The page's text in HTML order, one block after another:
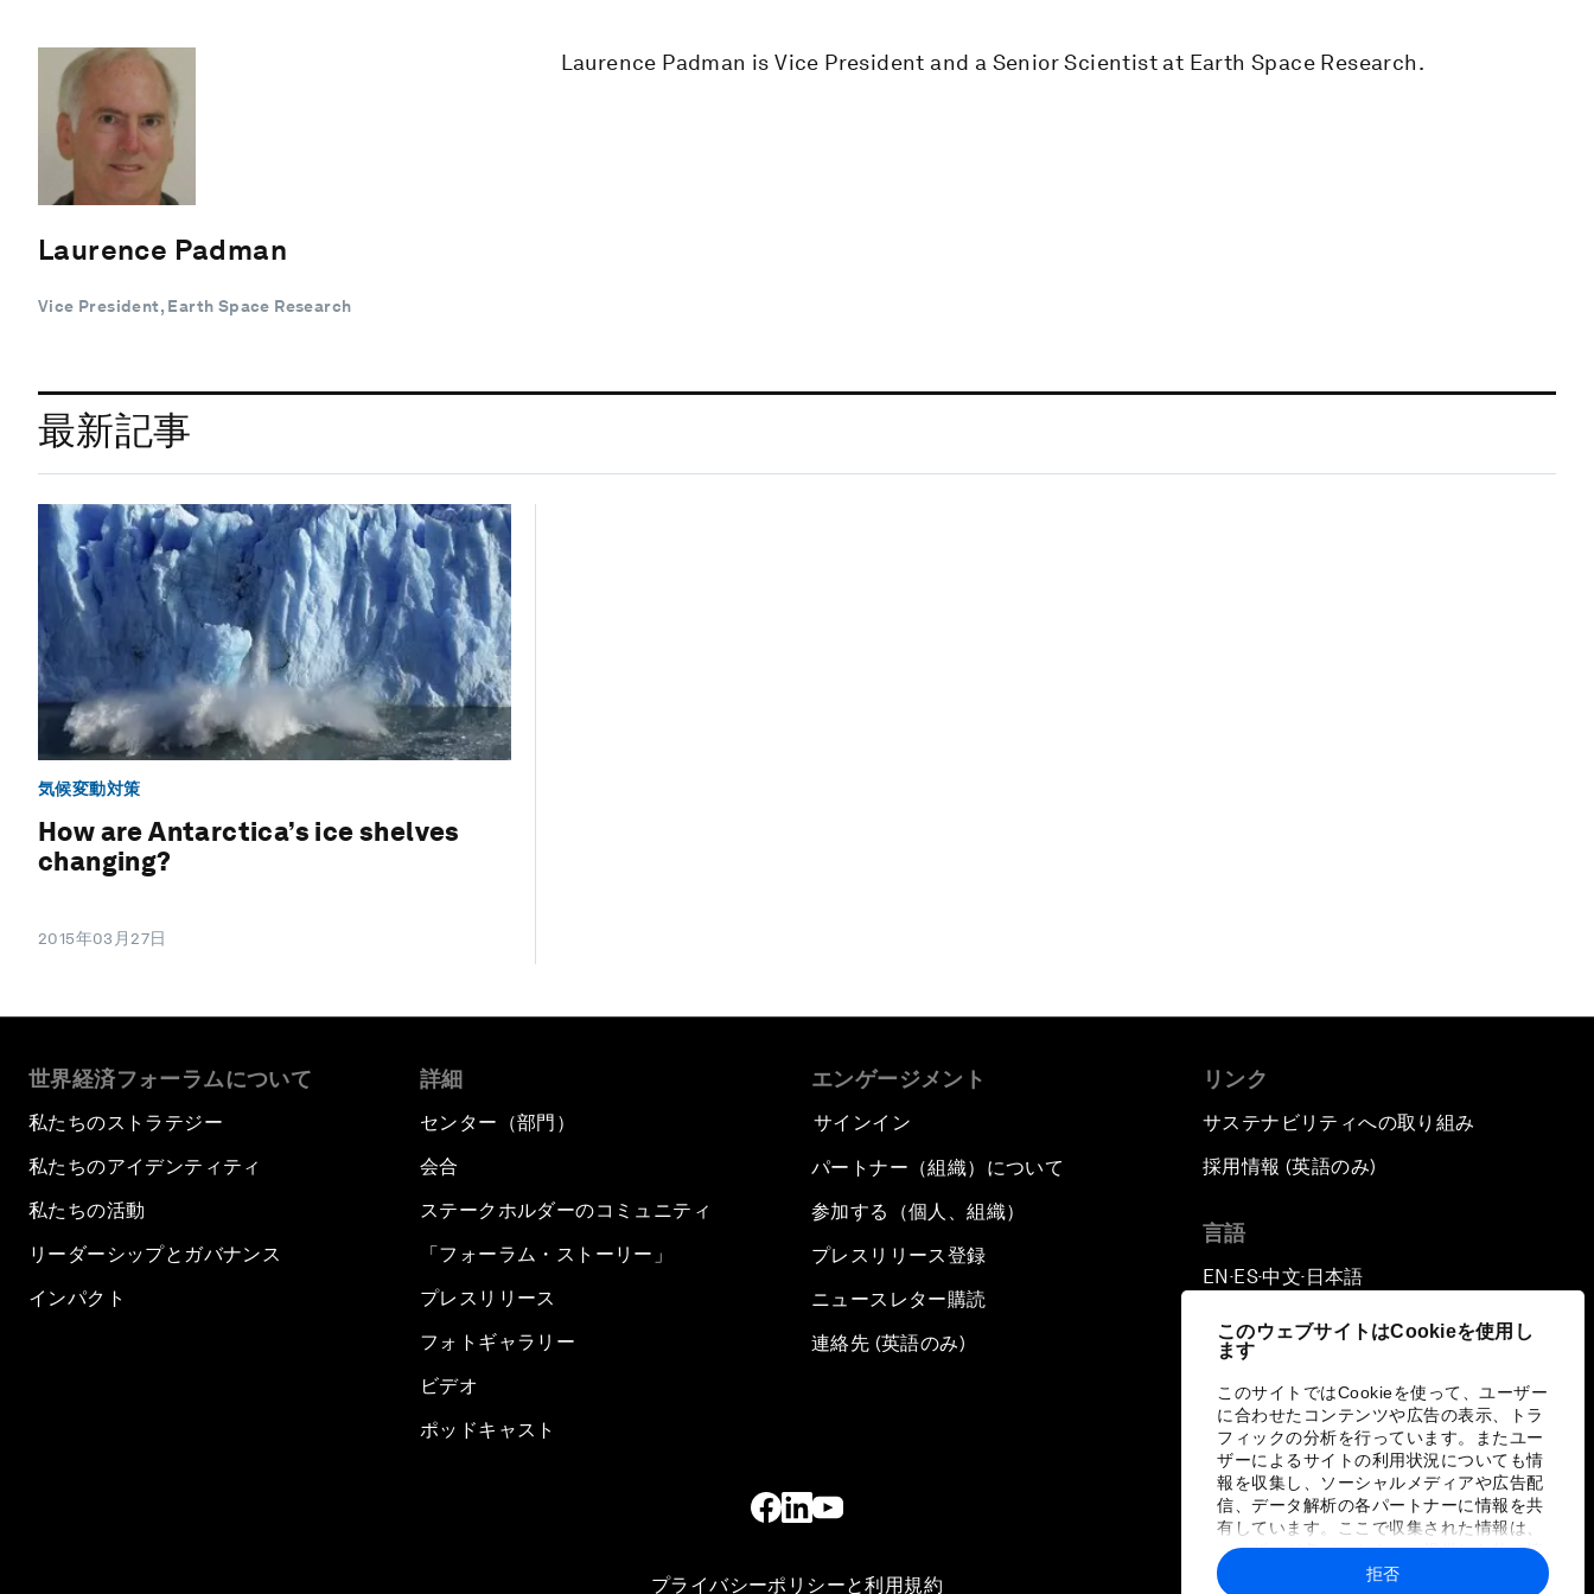
このウェブサイトはCookieを使用し
ます
このサイトではCookieを使って、ユーザー
に合わせたコンテンツや広告の表示、トラ
フィックの分析を行っています。またユー
ザーによるサイトの利用状況についても情
報を収集し、ソーシャルメディアや広告配
信、データ解析の各パートナーに情報を共
有しています。ここで収集された情報は、
ユーザーが各パートナーに提供した他の情
報や各パートナーのサービスを使用した際
拒否
Laurence Padman
Vice President, Earth Space Research
Laurence Padman is Vice President and a Senior Scientist at Earth Space Research.
最新記事
気候変動対策
How are Antarctica’s ice shelves
changing?
2015年03月27日
世界経済フォーラムについて
私たちのストラテジー
私たちのアイデンティティ
私たちの活動
リーダーシップとガバナンス
インパクト
詳細
センター（部門）
会合
ステークホルダーのコミュニティ
「フォーラム・ストーリー」
プレスリリース
フォトギャラリー
ビデオ
ポッドキャスト
エンゲージメント
サインイン
パートナー（組織）について
参加する（個人、組織）
プレスリリース登録
ニュースレター購読
連絡先 (英語のみ)
リンク
サステナビリティへの取り組み
採用情報 (英語のみ)
言語
EN ▪ ES▪中文▪ 日本語
プライバシーポリシーと利用規約